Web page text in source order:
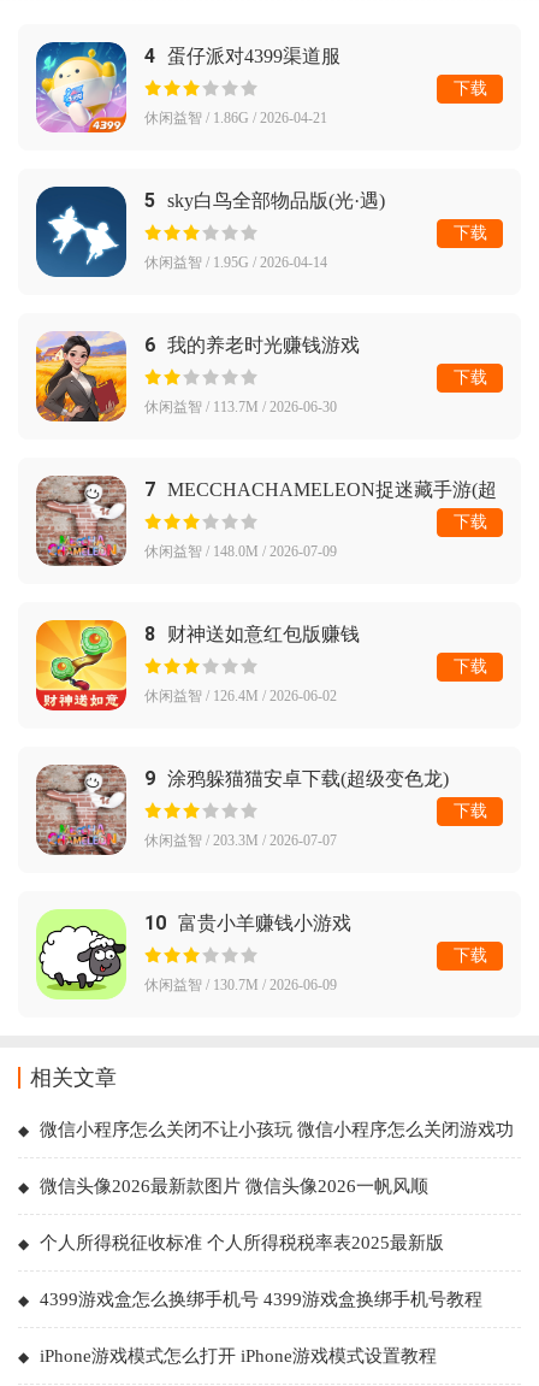
4 蛋仔派对4399渠道服
休闲益智 / 1.86G / 2026-04-21
下载
5 sky白鸟全部物品版(光·遇)
休闲益智 / 1.95G / 2026-04-14
下载
6 我的养老时光赚钱游戏
休闲益智 / 113.7M / 2026-06-30
下载
7 MECCHACHAMELEON捉迷藏手游(超
级变色龙)
休闲益智 / 148.0M / 2026-07-09
下载
8 财神送如意红包版赚钱
休闲益智 / 126.4M / 2026-06-02
下载
9 涂鸦躲猫猫安卓下载(超级变色龙)
休闲益智 / 203.3M / 2026-07-07
下载
10 富贵小羊赚钱小游戏
休闲益智 / 130.7M / 2026-06-09
下载
相关文章
微信小程序怎么关闭不让小孩玩 微信小程序怎么关闭游戏功
微信头像2026最新款图片 微信头像2026一帆风顺
个人所得税征收标准 个人所得税税率表2025最新版
4399游戏盒怎么换绑手机号 4399游戏盒换绑手机号教程
iPhone游戏模式怎么打开 iPhone游戏模式设置教程